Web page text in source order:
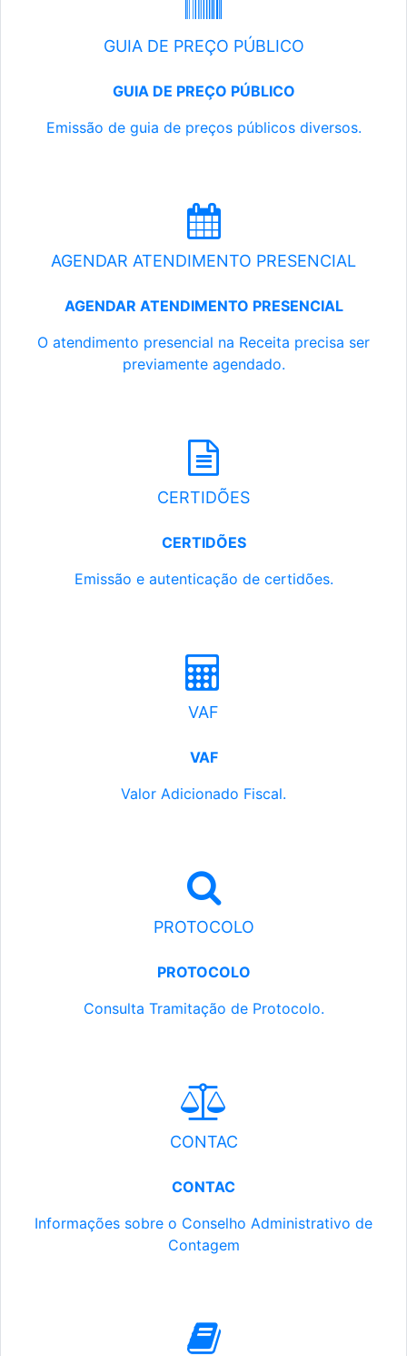
GUIA DE PREÇO PÚBLICO
GUIA DE PREÇO PÚBLICO
Emissão de guia de preços públicos diversos.
AGENDAR ATENDIMENTO PRESENCIAL
AGENDAR ATENDIMENTO PRESENCIAL
O atendimento presencial na Receita precisa ser
previamente agendado.
CERTIDÕES
CERTIDÕES
Emissão e autenticação de certidões.
VAF
VAF
Valor Adicionado Fiscal.
PROTOCOLO
PROTOCOLO
Consulta Tramitação de Protocolo.
CONTAC
CONTAC
Informações sobre o Conselho Administrativo de
Contagem